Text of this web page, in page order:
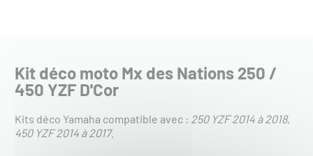
Kit déco moto Mx des Nations 250 /
450 YZF D'Cor
Kits déco Yamaha compatible avec : 250 YZF 2014 à 2018
450 YZF 2014 à 2017.